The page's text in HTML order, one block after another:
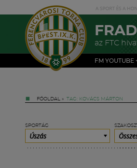
az FTC
FM YOUTUBE
FŐOLDAL » TAG: KOVÁCS MÁRTON
SPORTÁG
Úszás